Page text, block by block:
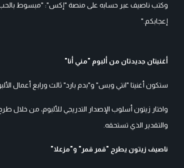
وكتب ناصيف عبر حسابه على منصة "إكس": "مبسوط بالحب اللي
إعجابكم."
أغنيتان جديدتان من ألبوم "مني أنا"
ستكون أغنيتا "انتي وبس" و"بدم بارد" ثالث ورابع أعمال
واختار زيتون أسلوب الإصدار التدريجي للألبوم، من خلال
والتقدير الذي تستحقه.
ناصيف زيتون يطرح "قمر قمر" و"مزعلا"